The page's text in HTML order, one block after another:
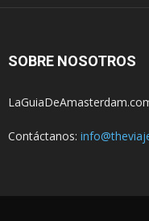
SOBRE NOSOTROS
Contáctanos: